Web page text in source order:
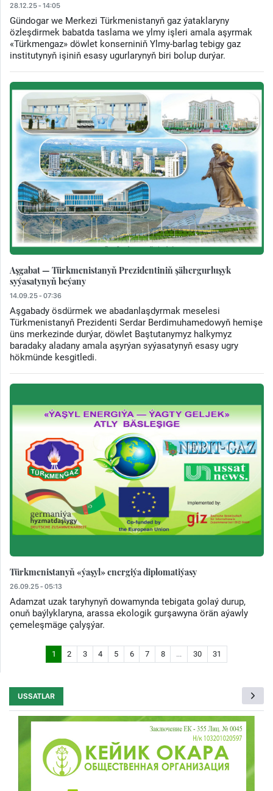
28.12.25 - 14:05
Gündogar we Merkezi Türkmenistanyň gaz ýataklaryny
özleşdirmek babatda taslama we ylmy işleri amala aşyrmak
«Türkmengaz» döwlet konserniniň Ylmy-barlag tebigy gaz
institutynyň işiniň esasy ugurlarynyň biri bolup durýar.
Aşgabat — Türkmenistanyň Prezidentiniň şähergurluşyk
syýasatynyň beýany
14.09.25 - 07:36
Aşgabady ösdürmek we abadanlaşdyrmak meselesi
Türkmenistanyň Prezidenti Serdar Berdimuhamedowyň hemişe
üns merkezinde durýar, döwlet Baştutanymyz halkymyz
baradaky aladany amala aşyrýan syýasatynyň esasy ugry
hökmünde kesgitledi.
Türkmenistanyň «ýaşyl» energiýa diplomatiýasy
26.09.25 - 05:13
Adamzat uzak taryhynyň dowamynda tebigata golaý durup,
onuň baýlyklaryna, arassa ekologik gurşawyna örän aýawly
çemeleşmäge çalyşýar.
1 2 3 4 5 6 7 8 ... 30 31
USSATLAR